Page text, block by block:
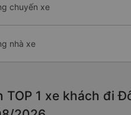
chuyến xe
nhà xe
TOP 1 xe khách đi